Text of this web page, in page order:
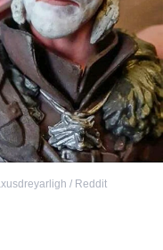
/ Reddit